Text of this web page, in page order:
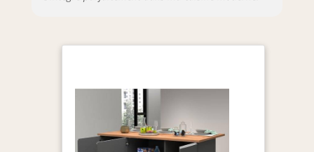
place. Design pratique et élégant : le
transformer de plan de travail en
multifonctionnels. De plus, le soin
apporté aux détails et la qualité des
matériaux utilisés lui permettent de
s'intégrer parfaitement au reste de